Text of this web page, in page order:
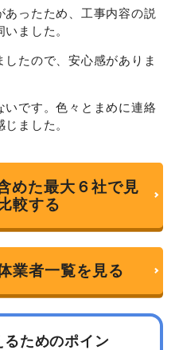
ったため、工事内容の説
ました。
たので、安心感がありま
です。色々とまめに連絡
ました。
めた最大６社で見
較する
業者一覧を見る
ためのポイン